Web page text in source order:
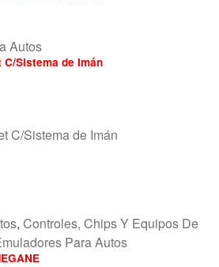
Autos
Sistema de Imán
C/Sistema de Imán
, Controles, Chips Y Equipos De
Para Autos